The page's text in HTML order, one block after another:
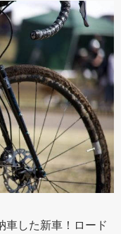
車した新車！ロード